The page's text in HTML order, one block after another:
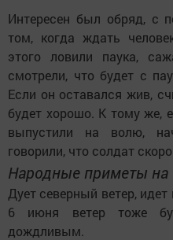
Интересен был обряд, с
том, когда ждать
этого ловили паука,
смотрели, что будет с
Если он оставался жив,
будет хорошо. К тому же,
выпустили на волю,
говорили, что солдат
Народные приметы на
Дует северный ветер,
6 июня ветер тоже
дождливым.